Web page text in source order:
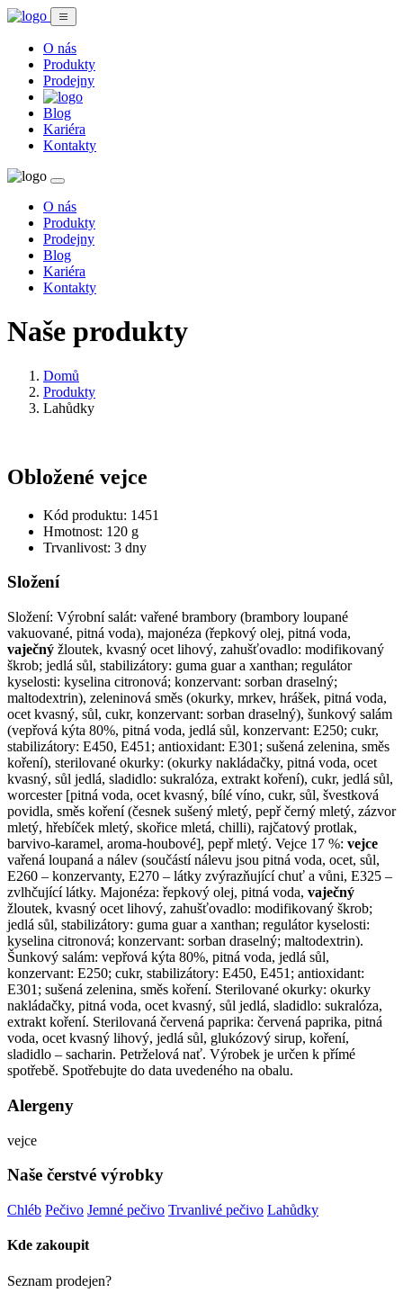
O nás
Produkty
Prodejny
Blog
Kariéra
Kontakty
O nás
Produkty
Prodejny
Blog
Kariéra
Kontakty
Naše produkty
Domů
Produkty
Lahůdky
Obložené vejce
Kód produktu: 1451
Hmotnost: 120 g
Trvanlivost: 3 dny
Složení
Složení: Výrobní salát: vařené brambory (brambory loupané
vakuované, pitná voda), majonéza (řepkový olej, pitná voda,
vaječný žloutek, kvasný ocet lihový, zahušťovadlo: modifikovaný
škrob; jedlá sůl, stabilizátory: guma guar a xanthan; regulátor
kyselosti: kyselina citronová; konzervant: sorban draselný;
maltodextrin), zeleninová směs (okurky, mrkev, hrášek, pitná voda,
ocet kvasný, sůl, cukr, konzervant: sorban draselný), šunkový salám
(vepřová kýta 80%, pitná voda, jedlá sůl, konzervant: E250; cukr,
stabilizátory: E450, E451; antioxidant: E301; sušená zelenina, směs
koření), sterilované okurky: (okurky nakládačky, pitná voda, ocet
kvasný, sůl jedlá, sladidlo: sukralóza, extrakt koření), cukr, jedlá sůl,
worcester [pitná voda, ocet kvasný, bílé víno, cukr, sůl, švestková
povidla, směs koření (česnek sušený mletý, pepř černý mletý, zázvor
mletý, hřebíček mletý, skořice mletá, chilli), rajčatový protlak,
barvivo-karamel, aroma-houbové], pepř mletý. Vejce 17 %: vejce
vařená loupaná a nálev (součástí nálevu jsou pitná voda, ocet, sůl,
E260 – konzervanty, E270 – látky zvýrazňující chuť a vůni, E325 –
zvlhčující látky. Majonéza: řepkový olej, pitná voda, vaječný
žloutek, kvasný ocet lihový, zahušťovadlo: modifikovaný škrob;
jedlá sůl, stabilizátory: guma guar a xanthan; regulátor kyselosti:
kyselina citronová; konzervant: sorban draselný; maltodextrin).
Šunkový salám: vepřová kýta 80%, pitná voda, jedlá sůl,
konzervant: E250; cukr, stabilizátory: E450, E451; antioxidant:
E301; sušená zelenina, směs koření. Sterilované okurky: okurky
nakládačky, pitná voda, ocet kvasný, sůl jedlá, sladidlo: sukralóza,
extrakt koření. Sterilovaná červená paprika: červená paprika, pitná
voda, ocet kvasný lihový, jedlá sůl, glukózový sirup, koření,
sladidlo – sacharin. Petrželová nať. Výrobek je určen k přímé
spotřebě. Spotřebujte do data uvedeného na obalu.
Alergeny
vejce
Naše čerstvé výrobky
Chléb Pečivo Jemné pečivo Trvanlivé pečivo Lahůdky
Kde zakoupit
Seznam prodejen?